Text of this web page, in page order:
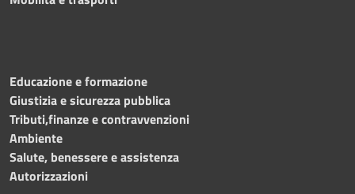
Educazione e formazione
Giustizia e sicurezza pubblica
Tributi,finanze e contravvenzioni
Ambiente
Salute, benessere e assistenza
Autorizzazioni